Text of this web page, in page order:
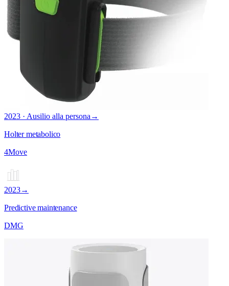
2023 · Ausilio alla persona →
Holter metabolico
4Move
2023→
Predictive maintenance
DMG